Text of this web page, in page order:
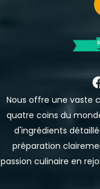
Nous offre une vaste
quatre coins du
d'ingrédients
préparation
passion culinaire en